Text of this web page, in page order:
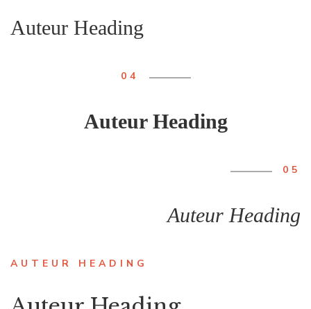
Auteur Heading
04
Auteur Heading
05
Auteur Heading
AUTEUR HEADING